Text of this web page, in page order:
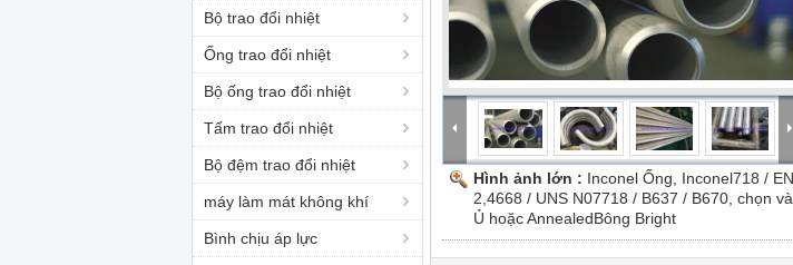
Bộ trao đổi nhiệt
Ống trao đổi nhiệt
Bộ ống trao đổi nhiệt
Tấm trao đổi nhiệt
Bộ đệm trao đổi nhiệt
máy làm mát không khí
Bình chịu áp lực
Hình ảnh lớn : Inconel Ống, Inconel718 / EN
2,4668 / UNS N07718 / B637 / B670, chọn và
Ủ hoặc AnnealedBông Bright